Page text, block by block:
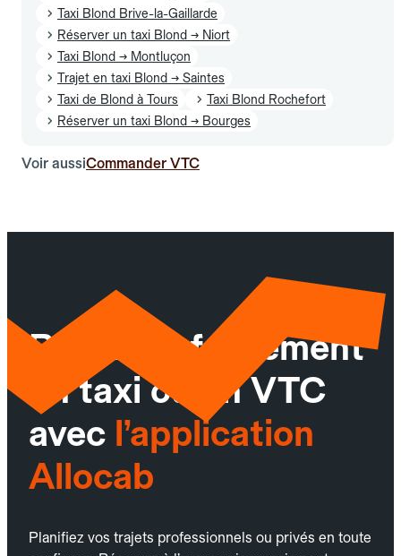
Taxi Blond Brive-la-Gaillarde
Réserver un taxi Blond → Niort
Taxi Blond → Montluçon
Trajet en taxi Blond → Saintes
Taxi de Blond à Tours
Taxi Blond Rochefort
Réserver un taxi Blond → Bourges
Voir aussiCommander VTC
Réservez facilement
un taxi ou un VTC
avec l’application
Allocab
Planifiez vos trajets professionnels ou privés en toute